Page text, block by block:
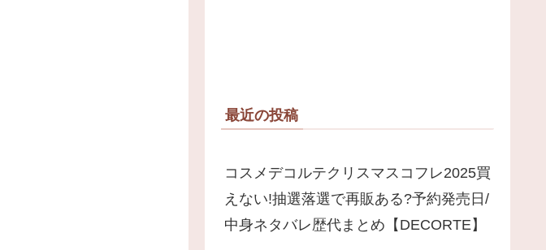
最近の投稿
コスメデコルテクリスマスコフレ2025買
えない!抽選落選で再販ある?予約発売日/
中身ネタバレ歴代まとめ【DECORTE】